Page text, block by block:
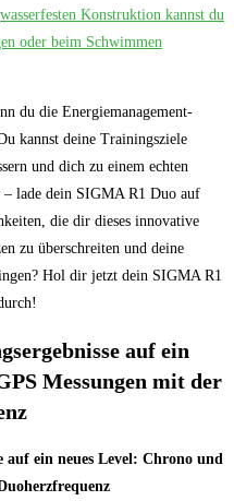
wasserfesten Konstruktion kannst du
oder beim Schwimmen
du die Energiemanagement-
kannst deine Trainingsziele
und dich zu einem echten
lade dein SIGMA R1 Duo auf
die dir dieses innovative
zu überschreiten und deine
Hol dir jetzt dein SIGMA R1
auf ein
Messungen mit der
auf ein neues Level: Chrono und